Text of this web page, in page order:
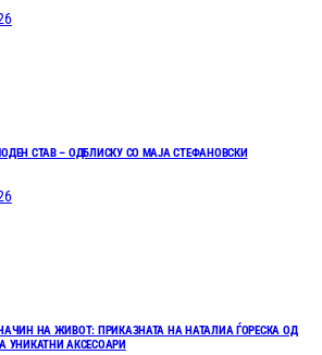
СТАВ – ОДБЛИСКУ СО МАЈА СТЕФАНОВСКИ
НА ЖИВОТ: ПРИКАЗНАТА НА НАТАЛИА ЃОРЕСКА ОД
УНИКАТНИ АКСЕСОАРИ